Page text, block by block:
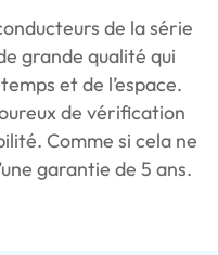
de la série
grande qualité qui
et de l’espace.
de vérification
Comme si cela ne
garantie de 5 ans.